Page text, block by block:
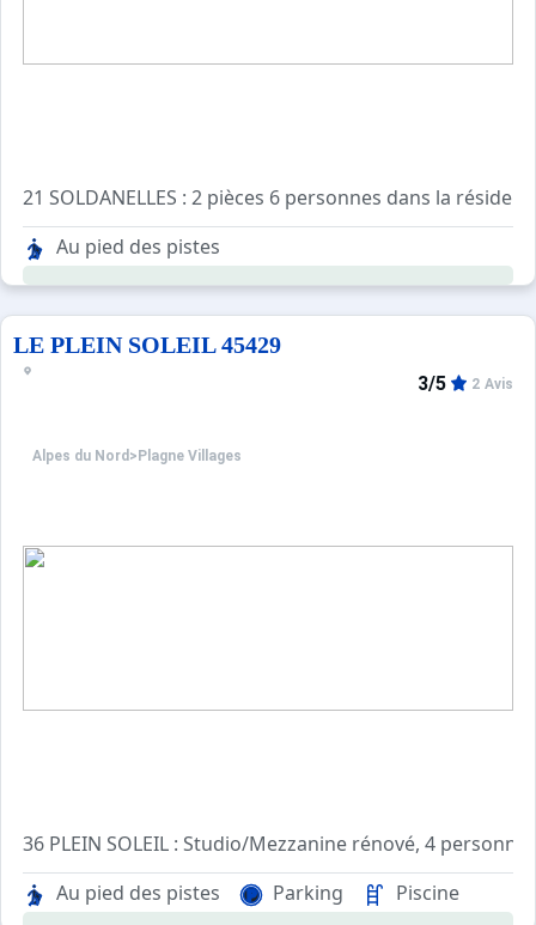
21 SOLDANELLES : 2 pièces 6 personnes dans la
Séjour divisible : 2 lits simples. TV
Chambre : 2x2 lits superposés.
Cuisine séparée : 2 plaques électriques, four, micro
Salle de bains : Lavabo, baignoire. WC séparés.
Au pied des pistes
LE PLEIN SOLEIL 45429
Alpes du Nord > Plagne Villages
3/5 2 Avis
36 PLEIN SOLEIL : Studio/Mezzanine rénové, 4
Cuisine séparée : four, réfrigérateur, 2 plaques
Séjour : 1 lit simple. TV
Au pied des pistes Parking Piscine